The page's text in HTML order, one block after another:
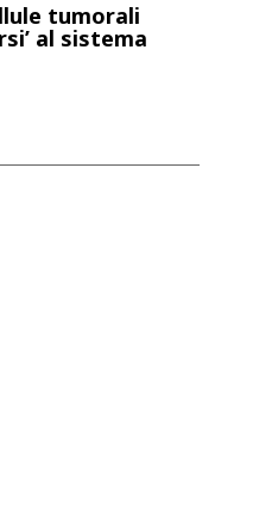
tumorali
al sistema